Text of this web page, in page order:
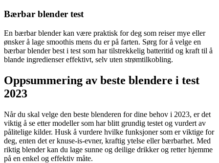
Bærbar blender test
En bærbar blender kan være praktisk for deg som reiser mye eller
ønsker å lage smoothis mens du er på farten. Sørg for å velge en
bærbar blender best i test som har tilstrekkelig batteritid og kraft til å
blande ingredienser effektivt, selv uten strømtilkobling.
Oppsummering av beste blendere i test
2023
Når du skal velge den beste blenderen for dine behov i 2023, er det
viktig å se etter modeller som har blitt grundig testet og vurdert av
pålitelige kilder. Husk å vurdere hvilke funksjoner som er viktige for
deg, enten det er knuse-is-evner, kraftig ytelse eller bærbarhet. Med
riktig blender kan du lage sunne og deilige drikker og retter hjemme
på en enkel og effektiv måte.